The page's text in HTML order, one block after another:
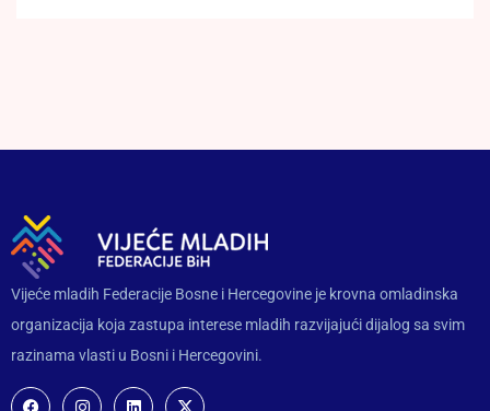
Vijeće mladih Federacije Bosne i Hercegovine je krovna omladinska
organizacija koja zastupa interese mladih razvijajući dijalog sa svim
razinama vlasti u Bosni i Hercegovini.